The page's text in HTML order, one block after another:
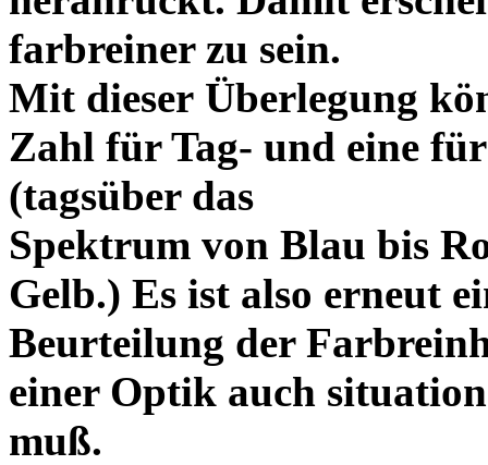
farbreiner zu sein.
Mit dieser Überlegung
Zahl für Tag- und eine
(tagsüber das
Spektrum von Blau bis
Gelb.) Es ist also erneut
Beurteilung der
einer Optik auch
muß.